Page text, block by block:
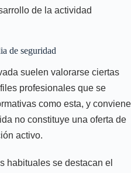
de la actividad
de seguridad
suelen valorarse ciertas
profesionales que se
como esta, y conviene
no constituye una oferta de
activo.
habituales se destacan el